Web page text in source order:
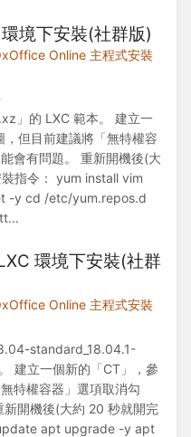
境下安裝(社群版)
Online 主程式安裝
」的 LXC 範本。 建立一
但目前建議將「無特權容
會有問題。 重新開機後(大
指令： yum install vim
-y cd /etc/yum.repos.d
環境下安裝(社群
Online 主程式安裝
standard_18.04.1-
建立一個新的「CT」，參
特權容器」選項取消勾
開機後(大約 20 秒就開完
apt upgrade -y apt